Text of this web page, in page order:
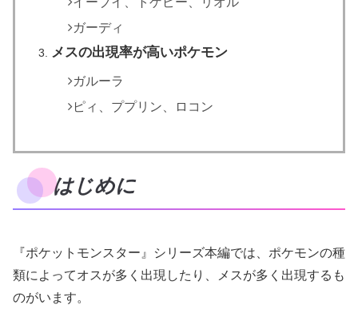
ガーディ
メスの出現率が高いポケモン
ガルーラ
ピィ、ププリン、ロコン
はじめに
『ポケットモンスター』シリーズ本編では、ポケモンの種
類によってオスが多く出現したり、メスが多く出現するも
のがいます。